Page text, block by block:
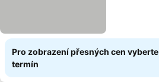
Pro zobrazení přesných cen vyberte
termín